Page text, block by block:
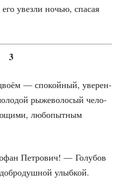
увез­ли ночью, спа­сая
3
— спо­кой­ный, уве­рен­
рыже­во­ло­сый чело­
любо­пыт­ным
Пет­ро­вич! — Голу­бов
улыбкой.